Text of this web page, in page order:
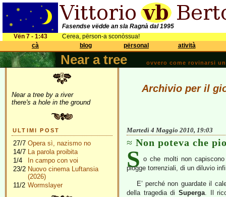
Fasendse vëdde an sla Ragnà dal 1995
Vën 7 - 1:43
Cerea, përson-a sconòssua!
cà
blog përsonal atività
Near a tree ovvero come rovinarsi
Near a tree by a river
there's a hole in the ground
ULTIMI POST
27/7 Opera sì, nazismo no
14/7 La parola proibita
1/4
In campo con voi
23/2 Nuovo cinema Luftansia
(2026)
11/2 Wormslayer
Archivio per il
Martedì 4 Maggio 2010, 19:03
Non poteva che
S o che molti non
piogge torrenziali, di un diluvio
E’ perché non guardate il
della tragedia di Superga. Il